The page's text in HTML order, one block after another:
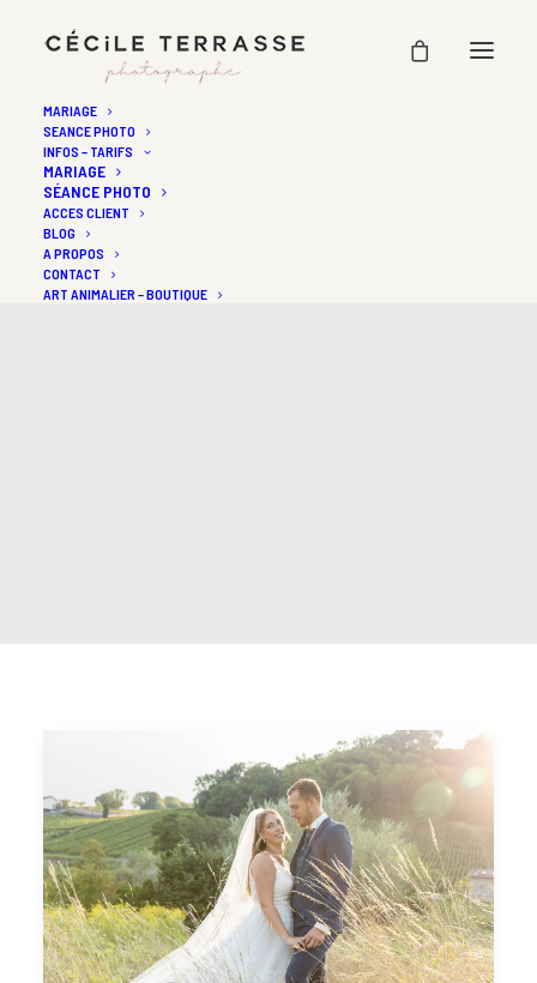
MARIAGE
SEANCE PHOTO
INFOS – TARIFS
MARIAGE
SÉANCE PHOTO
ACCES CLIENT
BLOG
A PROPOS
CONTACT
ART ANIMALIER – BOUTIQUE